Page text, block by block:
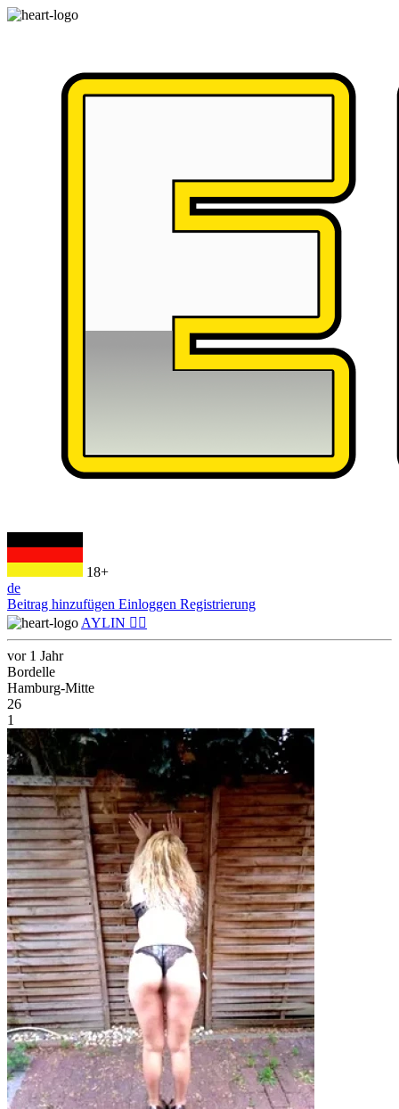
18+
de
Beitrag hinzufügen Einloggen Registrierung
AYLIN ❤️‍🔥
vor 1 Jahr
Bordelle
Hamburg-Mitte
26
1